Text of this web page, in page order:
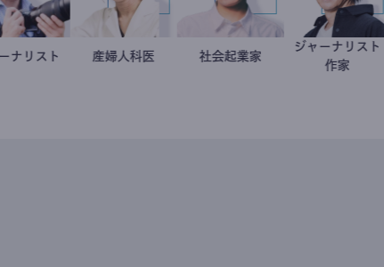
志葉玲
ジャーナリスト 稲葉可奈子
産婦人科医 駒崎弘樹
社会起業家 鈴
ジャ